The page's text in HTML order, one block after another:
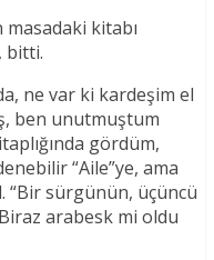
masadaki kitabı
bitti.
ne var ki kardeşim el
ben unutmuştum
gördüm,
“Aile”ye, ama
“Bir sürgünün, üçüncü
arabesk mi oldu